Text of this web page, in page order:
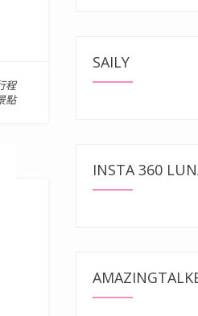
山，金門著名必遊觀光景點，凡走過必
程
點
SAILY
INSTA 360